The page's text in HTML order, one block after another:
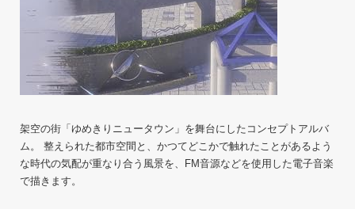
架空の街「ゆめきりニュータウン」を舞台にしたコンセプトアルバ
ム。 整えられた都市空間と、かつてどこかで触れたことがあるよう
な時代の気配が重なり合う風景を、FM音源などを使用した電子音楽
で描きます。